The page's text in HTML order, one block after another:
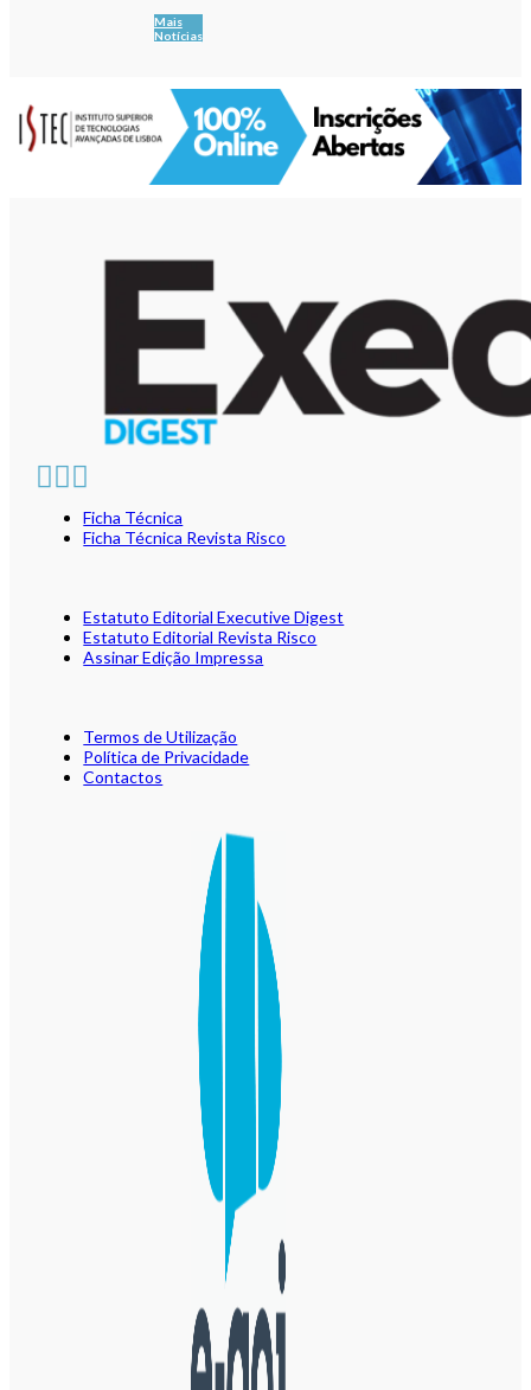
Mais
Notícias
Ficha Técnica
Ficha Técnica Revista Risco
Estatuto Editorial Executive Digest
Estatuto Editorial Revista Risco
Assinar Edição Impressa
Termos de Utilização
Política de Privacidade
Contactos